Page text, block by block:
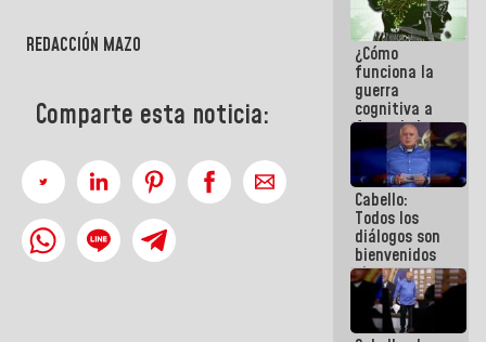
REDACCIÓN MAZO
Comparte esta noticia:
al plan de
ahorro
energético
¿Cómo
funciona la
guerra
cognitiva a
favor de la
narrativa
hegemónica?
(1)
Cabello:
Todos los
diálogos son
bienvenidos
siempre que
estén en el
marco de la
Constitución